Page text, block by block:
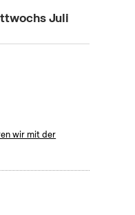
Juli
wir mit der